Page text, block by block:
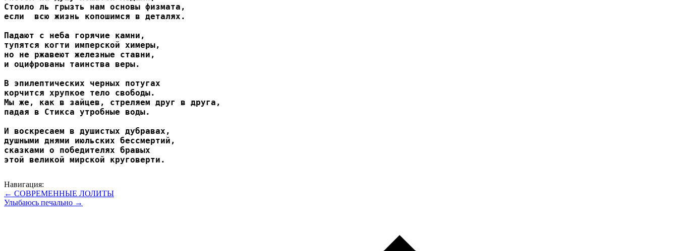
Стоило ль грызть нам основы физмата,
если  всю жизнь копошимся в деталях.
Падают с неба горячие камни,
тупятся когти имперской химеры,
но не ржавеют железные ставни,
и оцифрованы таинства веры.
В эпилептических черных потугах
корчится хрупкое тело свободы.
Мы же, как в зайцев, стреляем друг в друга,
падая в Стикса утробные воды.
И воскресаем в душистых дубравах,
душными днями июльских бессмертий,
сказками о победителях бравых
этой великой мирской круговерти.
Навигация:
← СОВРЕМЕННЫЕ ЛОЛИТЫ
Улыбаюсь печально →